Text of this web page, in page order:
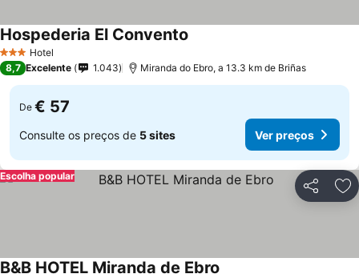
3 EstrelasHotel
Hospederia El Convento
8,7 Excelente 1.043 Miranda do Ebro, a 13.3 km de Briñas
De € 57
Consulte os preços de 5 sites Ver preços
Partilhar
Escolha popular
B&B HOTEL Miranda de Ebro